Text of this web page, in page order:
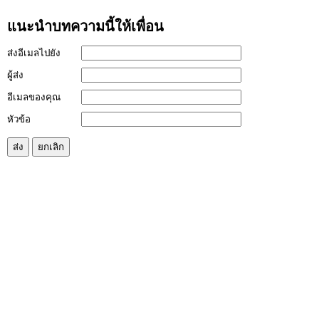
แนะนำบทความนี้ให้เพื่อน
ส่งอีเมลไปยัง
ผู้ส่ง
อีเมลของคุณ
หัวข้อ
ส่ง ยกเลิก